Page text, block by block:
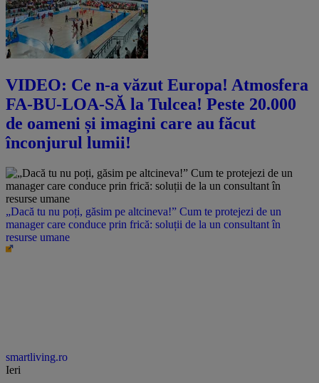
VIDEO: Ce n-a văzut Europa! Atmosfera
FA-BU-LOA-SĂ la Tulcea! Peste 20.000
de oameni și imagini care au făcut
înconjurul lumii!
„Dacă tu nu poți, găsim pe altcineva!” Cum te protejezi de un
manager care conduce prin frică: soluții de la un consultant în
resurse umane
smartliving.ro
Ieri